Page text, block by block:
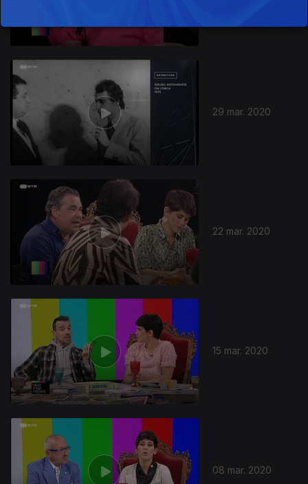
29 mar. 2020
22 mar. 2020
15 mar. 2020
461957
08 mar. 2020